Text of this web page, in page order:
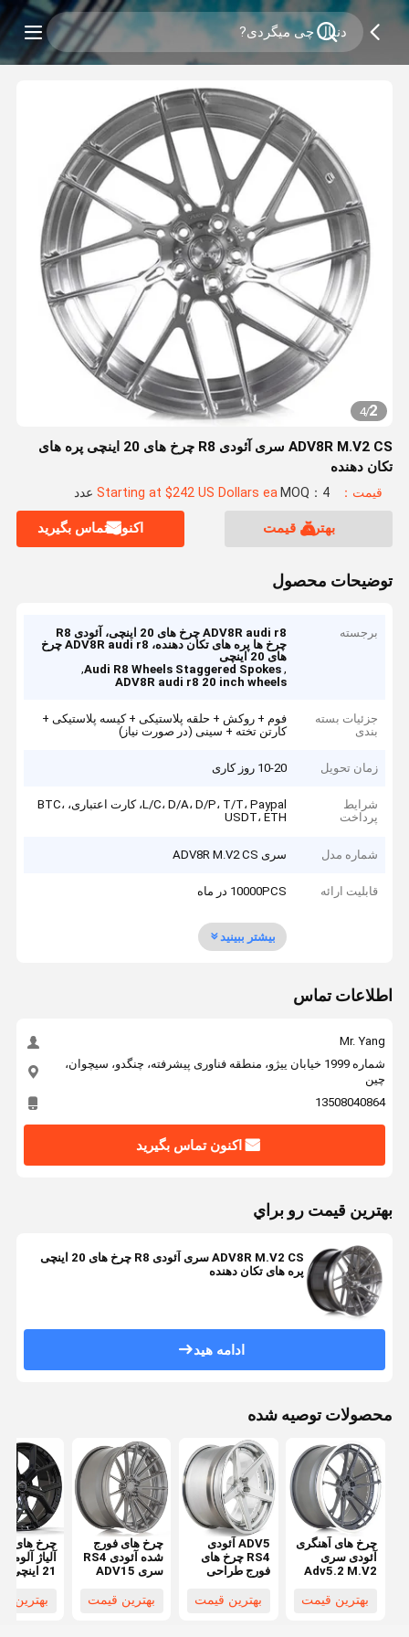
2
/
4
ADV8R M.V2 CS سری آئودی R8 چرخ های 20 اینچی پره های
تکان دهنده
قیمت：Starting at $242 US Dollars ea MOQ：4 عدد
بهترین قیمت اکنون تماس بگیرید
توضیحات محصول
برجسته
ADV8R audi r8 چرخ های 20 اینچی، آئودی R8
چرخ ها پره های تکان دهنده، ADV8R audi r8 چرخ
های 20 اینچی
,
Audi R8 Wheels Staggered Spokes
,
ADV8R audi r8 20 inch wheels
جزئیات بسته
بندی
فوم + روکش + حلقه پلاستیکی + کیسه پلاستیکی +
کارتن تخته + سینی (در صورت نیاز)
زمان تحویل 10-20 روز کاری
شرایط
پرداخت
L/C، D/A، D/P، T/T، Paypal، کارت اعتباری، BTC،
USDT، ETH
شماره مدل سری ADV8R M.V2 CS
قابلیت ارائه 10000PCS در ماه
بیشتر ببینید
اطلاعات تماس
Mr. Yang
شماره 1999 خیابان ییژو، منطقه فناوری پیشرفته، چنگدو، سیچوان،
چین
13508040864
اکنون تماس بگیرید
بهترين قيمت رو براي
ADV8R M.V2 CS سری آئودی R8 چرخ های 20 اینچی
پره های تکان دهنده
ادامه هید
محصولات توصیه شده
چرخ های آهنگری
آئودی سری
Adv5.2 M.V2
بهترین قیمت
ADV5 آئودی
RS4 چرخ های
فورج طراحی
بهترین قیمت
چرخ های فورج
شده آئودی RS4
سری ADV15
بهترین قیمت
چرخ های
آلیاژ
21 اینچی
آئودی Q7
بهترین